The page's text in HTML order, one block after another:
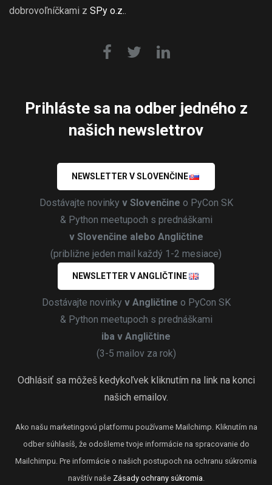
dobrovoľníčkami z SPy o.z.
Prihláste sa na odber jedného z
našich newslettrov
NEWSLETTER V SLOVENČINE
Dostávajte novinky v Slovenčine o PyCon SK
& Python meetupoch s prednáškami
v Slovenčine alebo Angličtine
(približne jeden mail každý 1-2 mesiace)
NEWSLETTER V ANGLIČTINE
Dostávajte novinky v Angličtine o PyCon SK
& Python meetupoch s prednáškami
iba v Angličtine
(3-5 mailov za rok)
Odhlásiť sa môžeš kedykoľvek kliknutím na link na konci
našich emailov.
Ako našu marketingovú platformu používame Mailchimp. Kliknutím na
odber súhlasíš, že odošleme tvoje informácie na spracovanie do
Mailchimpu. Pre informácie o našich postupoch na ochranu súkromia
navštív naše Zásady ochrany súkromia